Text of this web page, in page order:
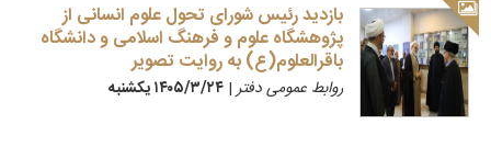
بازدید رئیس شورای تحول علوم انسانی از
پژوهشگاه علوم و فرهنگ اسلامی و دانشگاه
باقرالعلوم(ع) به روایت تصویر
روابط عمومی دفتر| ۱۴۰۵/۳/۲۴ يكشنبه